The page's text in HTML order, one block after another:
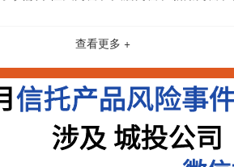
、2000 亿资金缺口的绝望，以及无数投
司法惩戒沦为 “纸面约束”：失信公司早
性，在中植系的残局面前显得苍白无力
查看更多 +